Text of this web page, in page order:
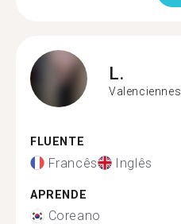
L.
Valenciennes
FLUENTE
Francês Inglês
APRENDE
Coreano